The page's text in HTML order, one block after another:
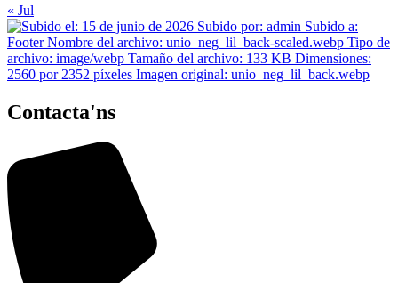
« Jul
Contacta'ns